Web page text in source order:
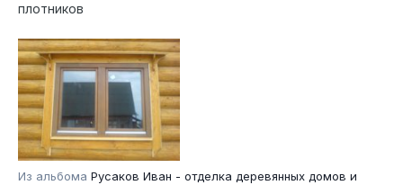
плотников
Из альбома Русаков Иван - отделка деревянных домов и